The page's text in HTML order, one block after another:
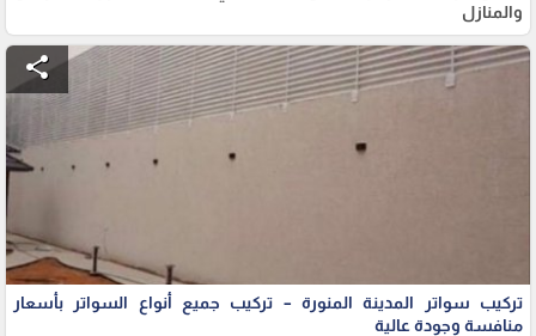
والمنازل
share
تركيب سواتر المدينة المنورة – تركيب جميع أنواع السواتر بأسعار
منافسة وجودة عالية